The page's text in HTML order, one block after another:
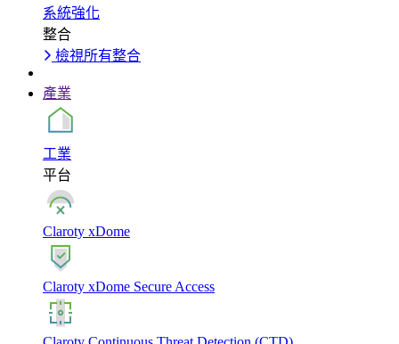
系統強化
整合
檢視所有整合
產業
工業
平台
Claroty xDome
Claroty xDome Secure Access